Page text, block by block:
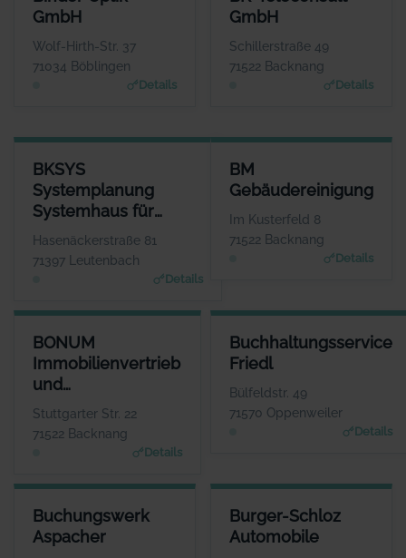
GmbH
Wolf-Hirth-Str. 37
71034 Böblingen
Details
ANSPRECHPARTNER
Herr Helmut Baur
WEBSITE
www.binder-optik.de
GmbH
Schillerstraße 49
71522 Backnang
Details
ANSPRECHPARTNER
Herr Martin Götzer
www.bk-teleconsult.de
BKSYS
Systemplanung
Systemhaus für
Anwendungssoftware
Hasenäckerstraße 81
71397 Leutenbach
Details
BKSYS SYSTEMPLANUNG SYSTEMHAUS FÜR
Herr Bernd
www.bksys-
BM
Gebäudereinigung
Im Kusterfeld 8
71522 Backnang
Details
BM GEBÄUDEREINIGUNG
ANSPRECHPARTNER
Herr Tihomir
Beganovic
www.bmreinigung.de
BONUM
Immobilienvertrieb
und
Projektentwicklung
GmbH
Stuttgarter Str. 22
71522 Backnang
Details
BONUM IMMOBILIENVERTRIEB UND PROJEKTENTWICKLUNG
www.bonum-
Buchhaltungsservice
Friedl
Bülfeldstr. 49
71570 Oppenweiler
Details
BUCHHALTUNGSSERVICE
Buchungswerk
Aspacher
BUCHUNGSWERK ASPACHER
ANSPRECHPARTNER
Frau Isabel Aspacher
Burger-Schloz
Automobile
BURGER-SCHLOZ
Herr Wolfgang